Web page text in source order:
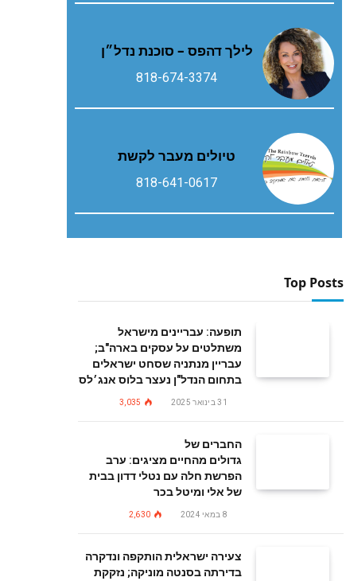
לילך דהפס – סוכנת נדל״ן
818-674-3374
טיולים מעבר לקשת
818-641-0617
Top Posts
תופעה: עבריינים מישראל
משתלטים על עסקים בארה"ב;
עבריין מנתניה שסחט ישראלים
בתחום הנדל"ן נעצר בלוס אנג׳לס
31 בינואר 2025 3,035
החברים של
גדולים מהחיים מציגים: ערב
הפרשת חלה עם נטלי דדון בבית
של אלי ומיטל בכר
8 במאי 2024 2,630
צעירה ישראלית הותקפה ונדקרה
בדירתה בסנטה מוניקה; נזקקת